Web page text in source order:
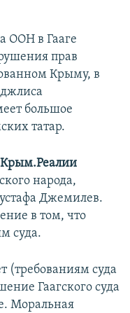
ООН в Гааге
прав
Крыму, в
большое
татар.
Крым.Реалии
народа,
Джемилев.
в том, что
суда.
(требованиям суда
Гаагского суда
Моральная